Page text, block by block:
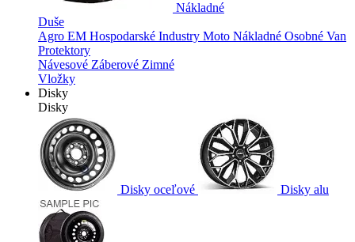
Nákladné
Duše
Agro EM Hospodarské Industry Moto Nákladné Osobné Van
Protektory
Návesové Záberové Zimné
Vložky
Disky
Disky
Disky oceľové Disky alu